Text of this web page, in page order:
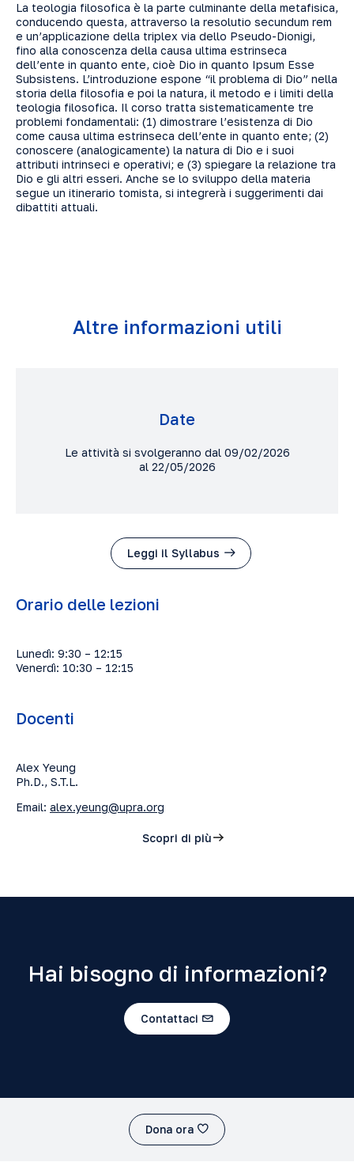
La teologia filosofica è la parte culminante della metafisica,
conducendo questa, attraverso la resolutio secundum rem
e un’applicazione della triplex via dello Pseudo-Dionigi,
fino alla conoscenza della causa ultima estrinseca
dell’ente in quanto ente, cioè Dio in quanto Ipsum Esse
Subsistens. L’introduzione espone “il problema di Dio” nella
storia della filosofia e poi la natura, il metodo e i limiti della
teologia filosofica. Il corso tratta sistematicamente tre
problemi fondamentali: (1) dimostrare l’esistenza di Dio
come causa ultima estrinseca dell’ente in quanto ente; (2)
conoscere (analogicamente) la natura di Dio e i suoi
attributi intrinseci e operativi; e (3) spiegare la relazione tra
Dio e gli altri esseri. Anche se lo sviluppo della materia
segue un itinerario tomista, si integrerà i suggerimenti dai
dibattiti attuali.
Altre informazioni utili
Date
Le attività si svolgeranno dal 09/02/2026
al 22/05/2026
Leggi il Syllabus
Orario delle lezioni
Lunedì: 9:30 – 12:15
Venerdì: 10:30 – 12:15
Docenti
Alex Yeung
Ph.D., S.T.L.
Email: alex.yeung@upra.org
Scopri di più
Hai bisogno di informazioni?
Contattaci
Dona ora